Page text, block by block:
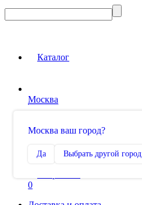
Каталог
Москва
Москва ваш город?
Да Выбрать другой город
Сравнение
0